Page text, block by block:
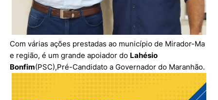
Com várias ações prestadas ao município de Mirador-Ma
e região, é um grande apoiador do Lahésio
Bonfim(PSC),Pré-Candidato a Governador do Maranhão.